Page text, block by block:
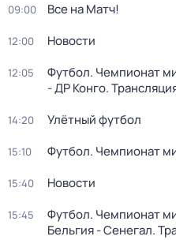
09:00 Все на Матч!
12:00 Новости
12:05
Футбол. Чемпионат
- ДР Конго.
14:20 Улётный футбол
15:10 Футбол. Чемпионат
15:40 Новости
15:45
Футбол. Чемпионат
Бельгия - Сенегал.